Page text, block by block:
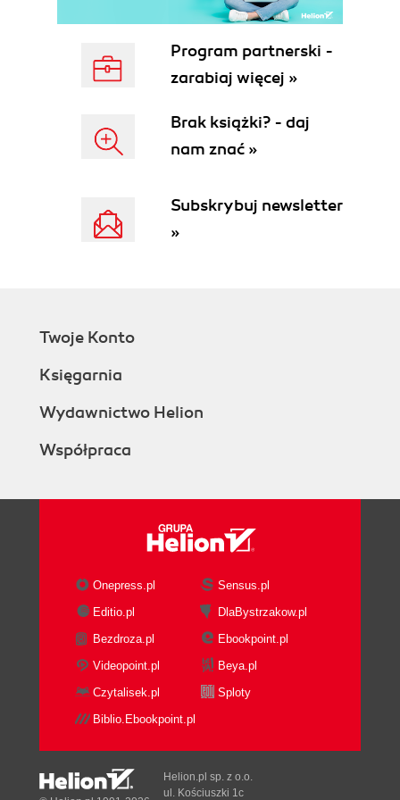
Rozdział 5. Dyskietki systemowe
5.1.1. Katalog UTILITIES
5.1.2. Katalog SYSTEM
5.2.1. Katalog TOOLS
5.2.2. Podkatalog COMMODITIES katalogu
6.1. Zasady tytułowania plików
6.2. Kody urządzeń AmigaDOS
6.5.2. Komendy służące do sterowania
6.5.4. Polecenia używane w plikach
6.6. Startup-sequence
Rozdział 7. Możliwości rozbudowy komputera,
7.1. Stacja dyskietek
7.2. Dysk twardy
7.3. Drukarki
7.5. Inne urządzenia zewnętrzne
Rozdział 8. Zastosowanie Amigi.
8.1. Grafika i animacja
8.2. Muzyka
Program partnerski -
zarabiaj więcej »
Brak książki? - daj
nam znać »
Subskrybuj newsletter
»
Twoje Konto
Księgarnia
Wydawnictwo Helion
Współpraca
Onepress.pl
Sensus.pl
Editio.pl
DlaBystrzakow.pl
Bezdroza.pl
Ebookpoint.pl
Videopoint.pl
Beya.pl
Czytalisek.pl
Sploty
Biblio.Ebookpoint.pl
Helion.pl sp. z o.o.
ul. Kościuszki 1c